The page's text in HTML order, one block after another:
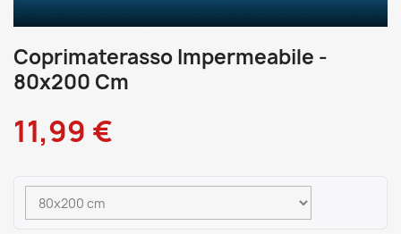
Coprimaterasso Impermeabile -
80x200 Cm
11,99 €